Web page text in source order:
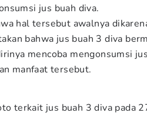
jus buah diva.
hal tersebut awalnya
bahwa jus buah 3 diva
mencoba mengonsumsi
manfaat tersebut.
terkait jus buah 3 diva pada